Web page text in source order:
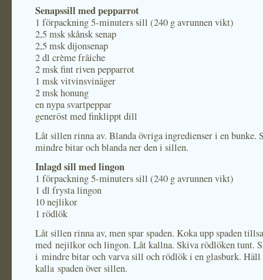
Senapssill med pepparrot
1 förpackning 5-minuters sill (240 g avrunnen vikt)
2,5 msk skånsk senap
2,5 msk dijonsenap
2 dl crème frâiche
2 msk fint riven pepparrot
1 msk vitvinsvinäger
2 msk honung
en nypa svartpeppar
generöst med finklippt dill
Låt sillen rinna av. Blanda övriga ingredienser i en bunke.
mindre bitar och blanda ner den i sillen.
Inlagd sill med lingon
1 förpackning 5-minuters sill (240 g avrunnen vikt)
1 dl frysta lingon
10 nejlikor
1 rödlök
Låt sillen rinna av, men spar spaden. Koka upp spaden
med nejilkor och lingon. Låt kallna. Skiva rödlöken tunt.
i mindre bitar och varva sill och rödlök i en glasburk. Häll
kalla spaden över sillen.